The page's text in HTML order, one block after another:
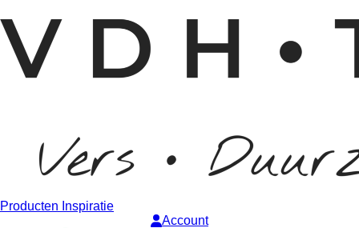
Producten Inspiratie
Account